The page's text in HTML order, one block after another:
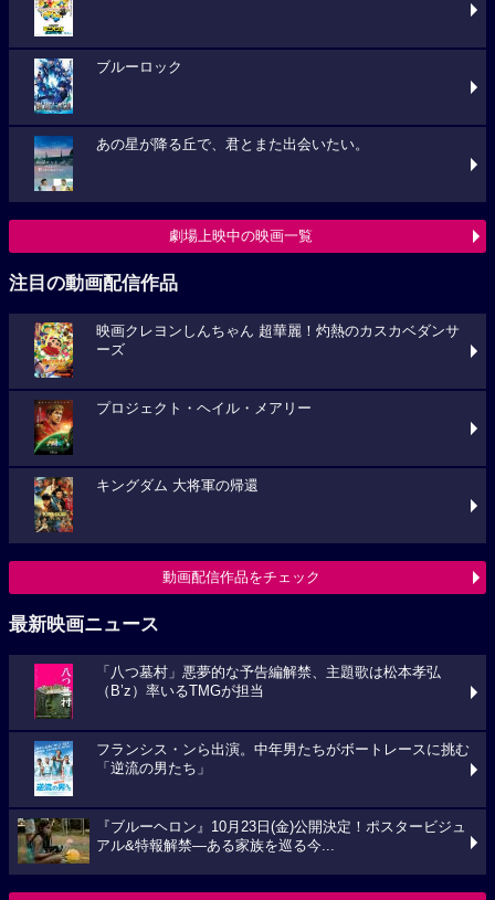
ブルーロック
あの星が降る丘で、君とまた出会いたい。
劇場上映中の映画一覧
注目の動画配信作品
映画クレヨンしんちゃん 超華麗！灼熱のカスカベダンサ
ーズ
プロジェクト・ヘイル・メアリー
キングダム 大将軍の帰還
動画配信作品をチェック
最新映画ニュース
「八つ墓村」悪夢的な予告編解禁、主題歌は松本孝弘
（B’z）率いるTMGが担当
フランシス・ンら出演。中年男たちがボートレースに挑む
「逆流の男たち」
『ブルーヘロン』10月23日(金)公開決定！ポスタービジュ
アル&特報解禁―ある家族を巡る今...